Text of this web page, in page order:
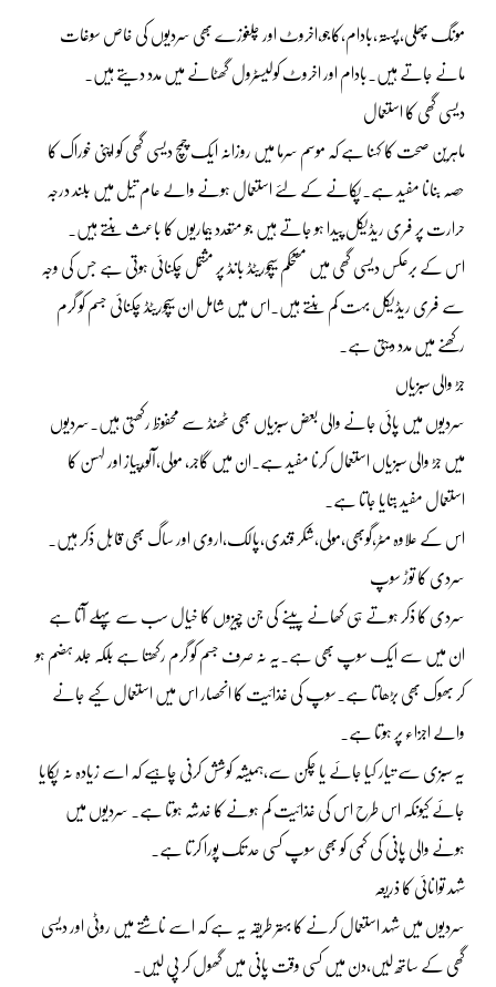
مونگ پھلی،پستہ،بادام،کاجو،اخروٹ اور چلغوزے بھی سردیوں کی خاص سوغات
مانے جاتے ہیں۔بادام اور اخروٹ کولیسٹرول گھٹانے میں مدد دیتے ہیں۔
دیسی گھی کا استعمال
ماہرین صحت کا کہنا ہے کہ موسم سرما میں روزانہ ایک چمچ دیسی گھی کو اپنی خوراک کا
حصہ بنانا مفید ہے۔پکانے کے لئے استعمال ہونے والے عام تیل میں بلند درجہ
حرارت پر فری ریڈیکل پیدا ہو جاتے ہیں جو متعدد بیماریوں کا باعث بنتے ہیں۔
اس کے برعکس دیسی گھی میں مستحکم سیچوریٹڈ بانڈ پر مشتمل چکنائی ہوتی ہے جس کی وجہ
سے فری ریڈیکل بہت کم بنتے ہیں۔اس میں شامل ان سیچوریٹڈ چکنائی جسم کو گرم
رکھنے میں مدد دیتی ہے۔
جڑ والی سبزیاں
سردیوں میں پائی جانے والی بعض سبزیاں بھی ٹھنڈ سے محفوظ رکھتی ہیں۔سردیوں
میں جڑ والی سبزیاں استعمال کرنا مفید ہے۔ان میں گاجر، مولی،آلو،پیاز اور لہسن کا
استعمال مفید بتایا جاتا ہے۔
اس کے علاوہ مٹر،گوبھی،مولی،شکر قندی،پالک،اروی اور ساگ بھی قابل ذکر ہیں۔
سردی کا توڑ سوپ
سردی کا ذکر ہوتے ہی کھانے پینے کی جن چیزوں کا خیال سب سے پہلے آتا ہے
ان میں سے ایک سوپ بھی ہے۔یہ نہ صرف جسم کو گرم رکھتا ہے بلکہ جلد ہضم ہو
کر بھوک بھی بڑھاتا ہے۔سوپ کی غذائیت کا انحصار اس میں استعمال کیے جانے
والے اجزاء پر ہوتا ہے۔
یہ سبزی سے تیار کیا جائے یا چکن سے،ہمیشہ کوشش کرنی چاہیے کہ اسے زیادہ نہ پکایا
جائے کیونکہ اس طرح اس کی غذائیت کم ہونے کا خدشہ ہوتا ہے۔ سردیوں میں
ہونے والی پانی کی کمی کو بھی سوپ کسی حد تک پورا کرتا ہے۔
شہد توانائی کا ذریعہ
سردیوں میں شہد استعمال کرنے کا بہتر طریقہ یہ ہے کہ اسے ناشتے میں روٹی اور دیسی
گھی کے ساتھ لیں،دن میں کسی وقت پانی میں گھول کر پی لیں۔